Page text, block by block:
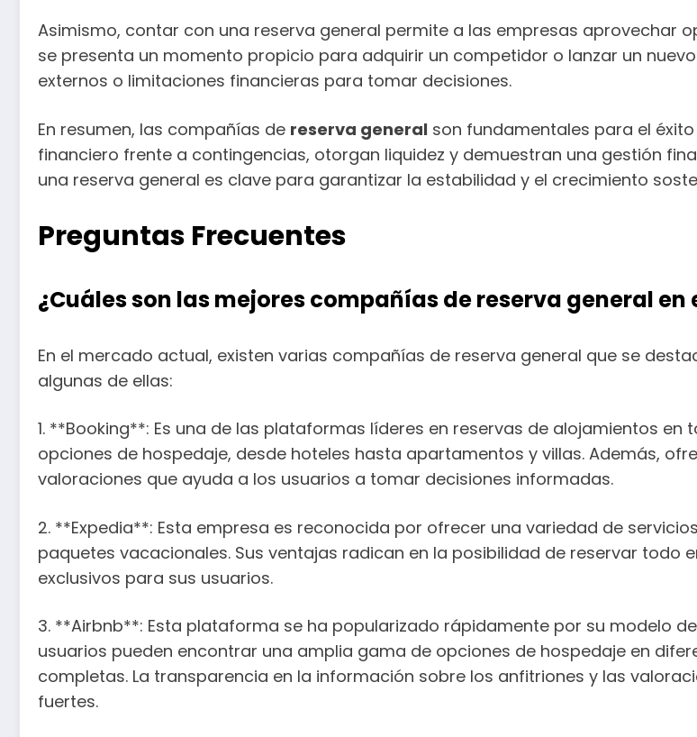
Asimismo, contar con una reserva general permite a las empresas aprovechar
se presenta un momento propicio para adquirir un competidor o lanzar un
externos o limitaciones financieras para tomar decisiones.
En resumen, las compañías de reserva general son fundamentales para el
financiero frente a contingencias, otorgan liquidez y demuestran una gestión
una reserva general es clave para garantizar la estabilidad y el crecimiento
Preguntas Frecuentes
¿Cuáles son las mejores compañías de reserva general
En el mercado actual, existen varias compañías de reserva general que se
algunas de ellas:
1. **Booking**: Es una de las plataformas líderes en reservas de alojamientos
opciones de hospedaje, desde hoteles hasta apartamentos y villas. Además,
valoraciones que ayuda a los usuarios a tomar decisiones informadas.
2. **Expedia**: Esta empresa es reconocida por ofrecer una variedad de
paquetes vacacionales. Sus ventajas radican en la posibilidad de reservar todo
exclusivos para sus usuarios.
3. **Airbnb**: Esta plataforma se ha popularizado rápidamente por su modelo
usuarios pueden encontrar una amplia gama de opciones de hospedaje en
completas. La transparencia en la información sobre los anfitriones y las
fuertes.